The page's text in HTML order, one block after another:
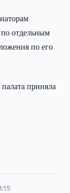
отдельным
по его
приняла